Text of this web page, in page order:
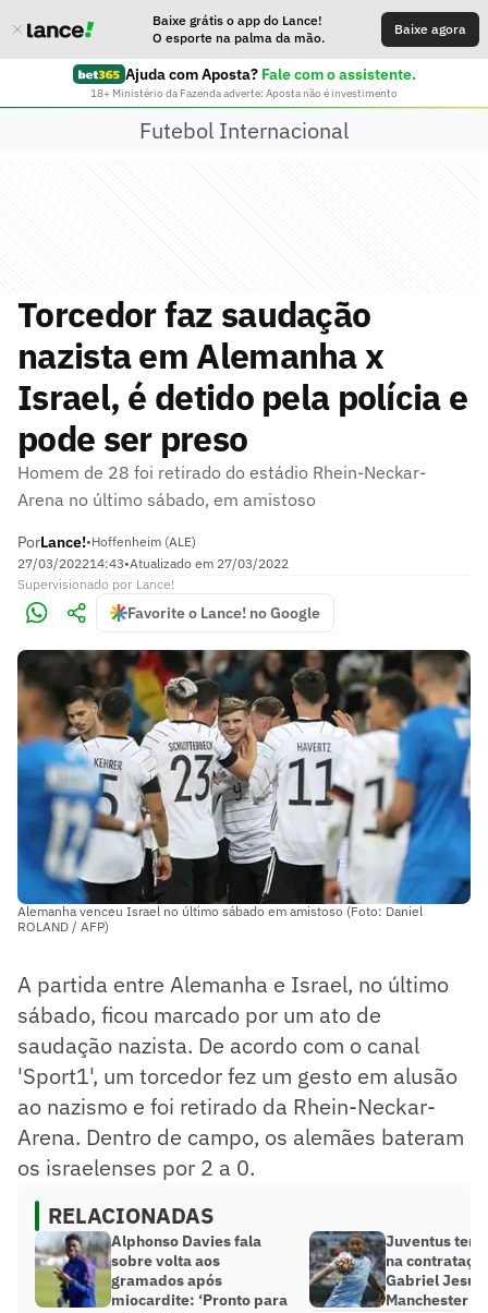
Baixe grátis o app do Lance!
O esporte na palma da mão.
Baixe agora
Ajuda com Aposta? Fale com o assistente.
18+ Ministério da Fazenda adverte: Aposta não é investimento
Futebol Internacional
Torcedor faz saudação
nazista em Alemanha x
Israel, é detido pela polícia e
pode ser preso
Homem de 28 foi retirado do estádio Rhein-Neckar-
Arena no último sábado, em amistoso
PorLance!•Hoffenheim (ALE)
27/03/202214:43•Atualizado em 27/03/2022
Supervisionado por Lance!
Favorite o Lance! no Google
Alemanha venceu Israel no último sábado em amistoso (Foto: Daniel
ROLAND / AFP)
A partida entre Alemanha e Israel, no último
sábado, ficou marcado por um ato de
saudação nazista. De acordo com o canal
'Sport1', um torcedor fez um gesto em alusão
ao nazismo e foi retirado da Rhein-Neckar-
Arena. Dentro de campo, os alemães bateram
os israelenses por 2 a 0.
RELACIONADAS
Alphonso Davies fala
sobre volta aos
gramados após
miocardite: ‘Pronto para
Juventus tem
na
Gabriel
Manchester